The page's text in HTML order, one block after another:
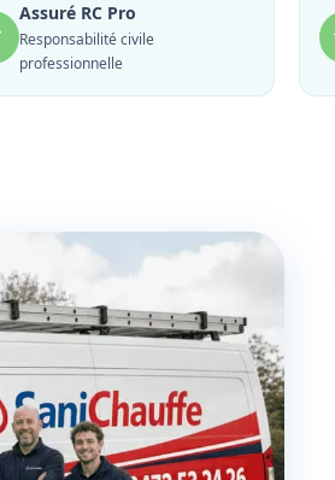
Assuré RC Pro
Responsabilité civile
professionnelle